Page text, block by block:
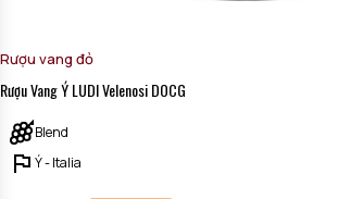
Rượu vang đỏ
Rượu Vang Ý LUDI Velenosi DOCG
Blend
Ý - Italia